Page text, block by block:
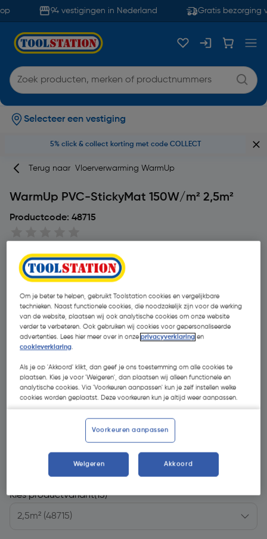
94 vestigingen in Nederland Gratis bezorging
Selecteer een vestiging
5% click & collect korting met code COLLECT
Terug naar Vloerverwarming WarmUp
WarmUp PVC-StickyMat 150W/m² 2,5m²
Productcode: 48715
€ 129,12| Excl. btw € 106,71
Kies productvariant(15)
Om je beter te helpen, gebruikt Toolstation cookies en vergelijkbare
technieken. Naast functionele cookies, die noodzakelijk zijn voor de werking
van de website, plaatsen wij ook analytische cookies om onze website
verder te verbeteren. Ook gebruiken wij cookies voor gepersonaliseerde
advertenties. Lees hier meer over in onzeprivacyverklaring en
cookieverklaring.
Als je op 'Akkoord' klikt, dan geef je ons toestemming om alle cookies te
plaatsen. Kies je voor 'Weigeren', dan plaatsen wij alleen functionele en
analytische cookies. Via 'Voorkeuren aanpassen' kun je zelf instellen welke
cookies worden geplaatst. Deze voorkeuren kun je altijd weer aanpassen.
Voorkeuren aanpassen
Weigeren Akkoord